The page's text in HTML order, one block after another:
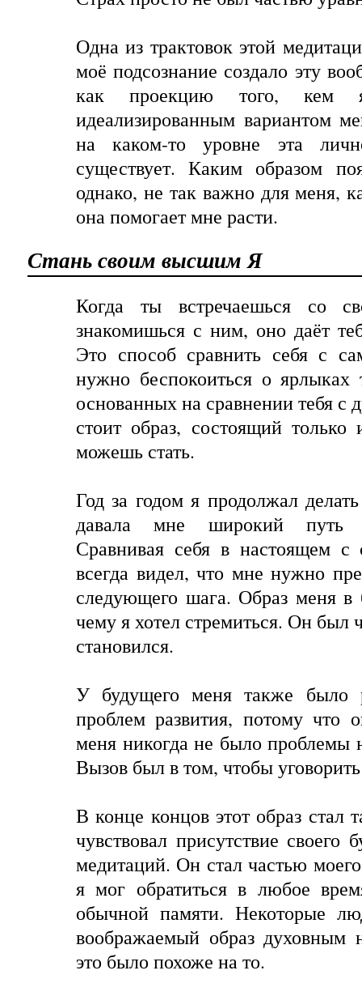
Одна из трактовок этой
моё подсознание создало эту
как проекцию того,
идеализированным вариантом
на каком-то уровне эта
существует. Каким образом
однако, не так важно для меня,
она помогает мне расти.
Стань своим высшим Я
Когда ты встречаешься со
знакомишься с ним, оно даёт
Это способ сравнить себя с
нужно беспокоиться о ярлыках
основанных на сравнении тебя с
стоит образ, состоящий
можешь стать.
Год за годом я продолжал
давала мне широкий путь
Сравнивая себя в настоящем
всегда видел, что мне нужно
следующего шага. Образ меня в
чему я хотел стремиться. Он был
становился.
У будущего меня также было
проблем развития, потому
меня никогда не было проблемы
Вызов был в том, чтобы уговорить
В конце концов этот образ стал
чувствовал присутствие
медитаций. Он стал частью
я мог обратиться в любое
обычной памяти. Некоторые
воображаемый образ духовным
это было похоже на то.